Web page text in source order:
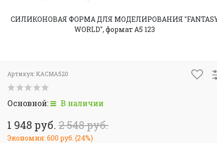
СИЛИКОНОВАЯ ФОРМА ДЛЯ МОДЕЛИРОВАНИЯ
WORLD", формат А5 123
Артикул: KACMА520
Основной: В наличии
1 948 руб. 2 548 руб.
Экономия: 600 руб. (24%)